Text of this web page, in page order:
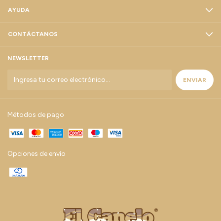
AYUDA
CONTÁCTANOS
NEWSLETTER
Métodos de pago
Opciones de envío